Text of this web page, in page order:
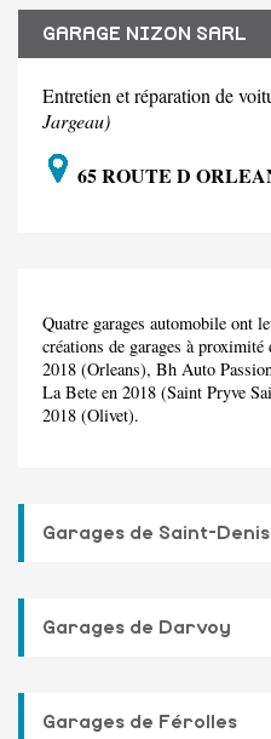
GARAGE NIZON SARL
Entretien et réparation de
Jargeau)
65 ROUTE D
Quatre garages automobile ont
créations de garages à proximité
2018 (Orleans), Bh Auto
La Bete en 2018 (Saint Pryve
2018 (Olivet).
Garages de Saint-
Garages de Darvoy
Garages de Férolles